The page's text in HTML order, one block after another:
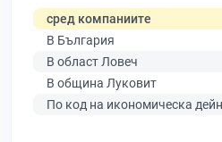
сред компаниите
В България
В област Ловеч
В община Луковит
По код на икономическа